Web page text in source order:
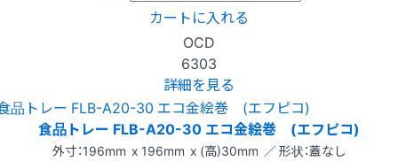
カートに入れる
OCD
6303
詳細を見る
食品トレー FLB-A20-30 エコ金絵巻 (エフピコ)
外寸：196mm x 196mm x (高)30mm ／ 形状：蓋なし